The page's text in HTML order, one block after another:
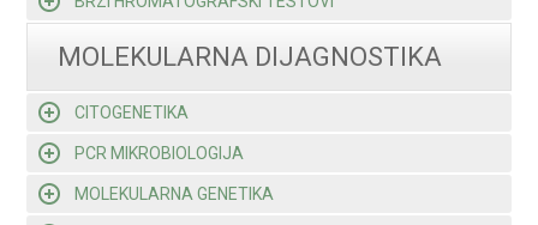
MOLEKULARNA DIJAGNOSTIKA
CITOGENETIKA
PCR MIKROBIOLOGIJA
MOLEKULARNA GENETIKA